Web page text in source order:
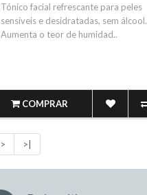
Tónico facial refrescante para peles
sensíveis e desidratadas, sem álcool.
Aumenta o teor de humidad..
COMPRAR
> >|